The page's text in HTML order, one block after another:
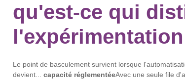
qu'est-ce qui
Le point de basculement survient lorsque
devient... capacité réglementéeAvec une seule file